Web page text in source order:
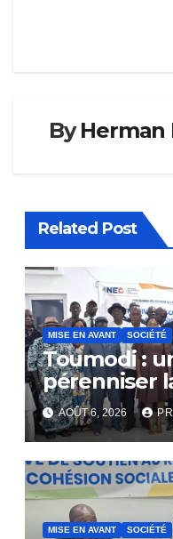
ByHerman
Related Post
MISE EN AVANT SOCIÉTÉ
Toumodi :
pérenniser
AOÛT 6, 2026
MISE EN AVANT SOCIÉTÉ